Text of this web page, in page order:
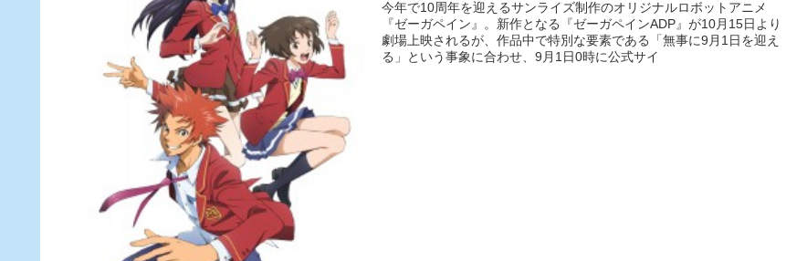
今年で10周年を迎えるサンライズ制作のオリジナルロボットアニメ
『ゼーガペイン』。新作となる『ゼーガペインADP』が10月15日より
劇場上映されるが、作品中で特別な要素である「無事に9月1日を迎え
る」という事象に合わせ、9月1日0時に公式サイ